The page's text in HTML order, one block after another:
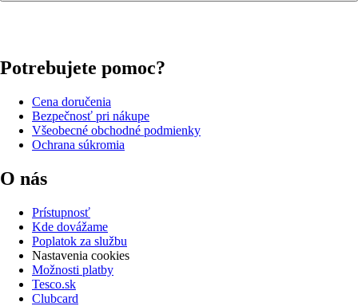
Potrebujete pomoc?
Cena doručenia
Bezpečnosť pri nákupe
Všeobecné obchodné podmienky
Ochrana súkromia
O nás
Prístupnosť
Kde dovážame
Poplatok za službu
Nastavenia cookies
Možnosti platby
Tesco.sk
Clubcard